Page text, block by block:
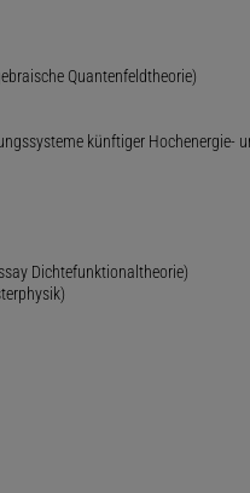
Quantenfeldtheorie)
künftiger Hochenergie-
Dichtefunktionaltheorie)